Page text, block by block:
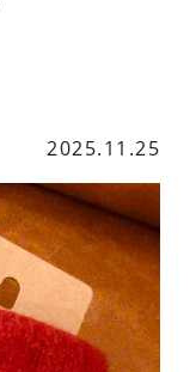
2025.11.25